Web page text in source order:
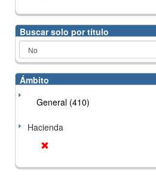
Buscar solo por título
Ámbito
General (410)
Hacienda